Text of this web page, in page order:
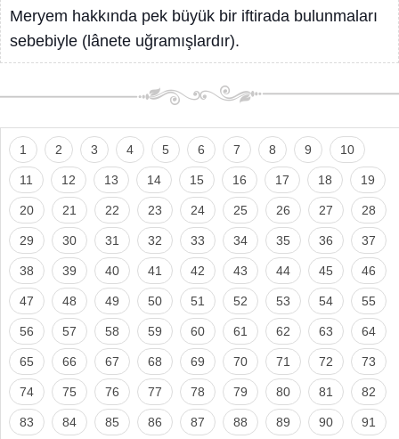
Meryem hakkında pek büyük bir iftirada bulunmaları
sebebiyle (lânete uğramışlardır).
1 2 3 4 5 6 7 8 9 10
11 12 13 14 15 16 17 18 19
20 21 22 23 24 25 26 27 28
29 30 31 32 33 34 35 36 37
38 39 40 41 42 43 44 45 46
47 48 49 50 51 52 53 54 55
56 57 58 59 60 61 62 63 64
65 66 67 68 69 70 71 72 73
74 75 76 77 78 79 80 81 82
83 84 85 86 87 88 89 90 91